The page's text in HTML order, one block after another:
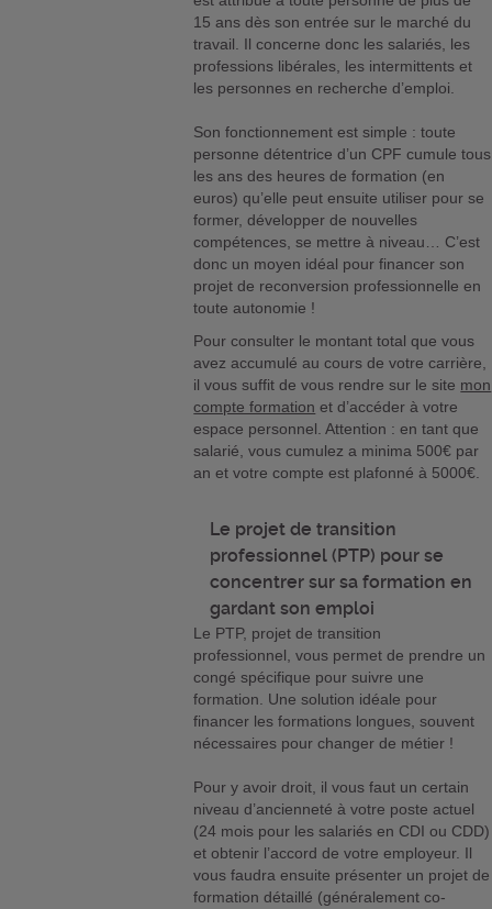
15 ans dès son entrée sur le marché du
travail. Il concerne donc les salariés, les
professions libérales, les intermittents et
les personnes en recherche d’emploi.
Son fonctionnement est simple : toute
personne détentrice d’un CPF cumule tous
les ans des heures de formation (en
euros) qu’elle peut ensuite utiliser pour se
former, développer de nouvelles
compétences, se mettre à niveau… C’est
donc un moyen idéal pour financer son
projet de reconversion professionnelle en
toute autonomie !
Pour consulter le montant total que vous
avez accumulé au cours de votre carrière,
il vous suffit de vous rendre sur le site mon
compte formation et d’accéder à votre
espace personnel. Attention : en tant que
salarié, vous cumulez a minima 500€ par
an et votre compte est plafonné à 5000€.
Le projet de transition
professionnel (PTP) pour se
concentrer sur sa formation en
gardant son emploi
Le PTP, projet de transition
professionnel, vous permet de prendre un
congé spécifique pour suivre une
formation. Une solution idéale pour
financer les formations longues, souvent
nécessaires pour changer de métier !
Pour y avoir droit, il vous faut un certain
niveau d’ancienneté à votre poste actuel
(24 mois pour les salariés en CDI ou CDD)
et obtenir l’accord de votre employeur. Il
vous faudra ensuite présenter un projet de
formation détaillé (généralement co-